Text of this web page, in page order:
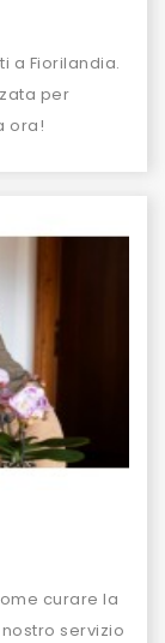
a Fiorilandia.
per
ora!
curare la
servizio